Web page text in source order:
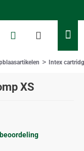
XS
Intex